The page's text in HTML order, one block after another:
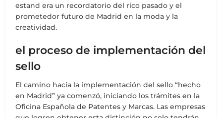
estand era un recordatorio del rico pasado y el
prometedor futuro de Madrid en la moda y la
creatividad.
el proceso de implementación del
sello
El camino hacia la implementación del sello “hecho
en Madrid” ya comenzó, iniciando los trámites en la
Oficina Española de Patentes y Marcas. Las empresas